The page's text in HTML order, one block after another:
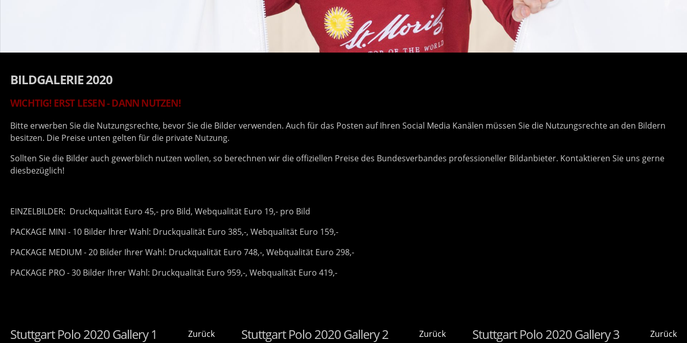
BILDGALERIE 2020
WICHTIG! ERST LESEN - DANN NUTZEN!
Bitte erwerben Sie die Nutzungsrechte, bevor Sie die Bilder verwenden. Auch für das Posten auf Ihren Social Media Kanälen müssen Sie die Nutzungsrechte an den Bildern
besitzen. Die Preise unten gelten für die private Nutzung.
Sollten Sie die Bilder auch gewerblich nutzen wollen, so berechnen wir die offiziellen Preise des Bundesverbandes professioneller Bildanbieter. Kontaktieren Sie uns gerne
diesbezüglich!
EINZELBILDER: Druckqualität Euro 45,- pro Bild, Webqualität Euro 19,- pro Bild
PACKAGE MINI - 10 Bilder Ihrer Wahl: Druckqualität Euro 385,-, Webqualität Euro 159,-
PACKAGE MEDIUM - 20 Bilder Ihrer Wahl: Druckqualität Euro 748,-, Webqualität Euro 298,-
PACKAGE PRO - 30 Bilder Ihrer Wahl: Druckqualität Euro 959,-, Webqualität Euro 419,-
Zurück
Stuttgart Polo 2020 Gallery 1 Zurück
Stuttgart Polo 2020 Gallery 2 Zurück
Stuttgart Polo 2020 Gallery 3